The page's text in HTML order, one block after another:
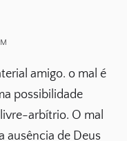
amigo. o mal é
possibilidade
arbítrio. O mal
ausência de Deus